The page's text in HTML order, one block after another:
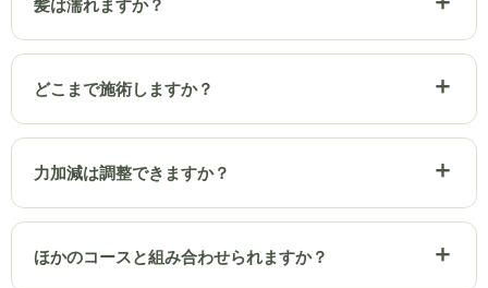
髪は濡れますか？
どこまで施術しますか？
力加減は調整できますか？
ほかのコースと組み合わせられますか？